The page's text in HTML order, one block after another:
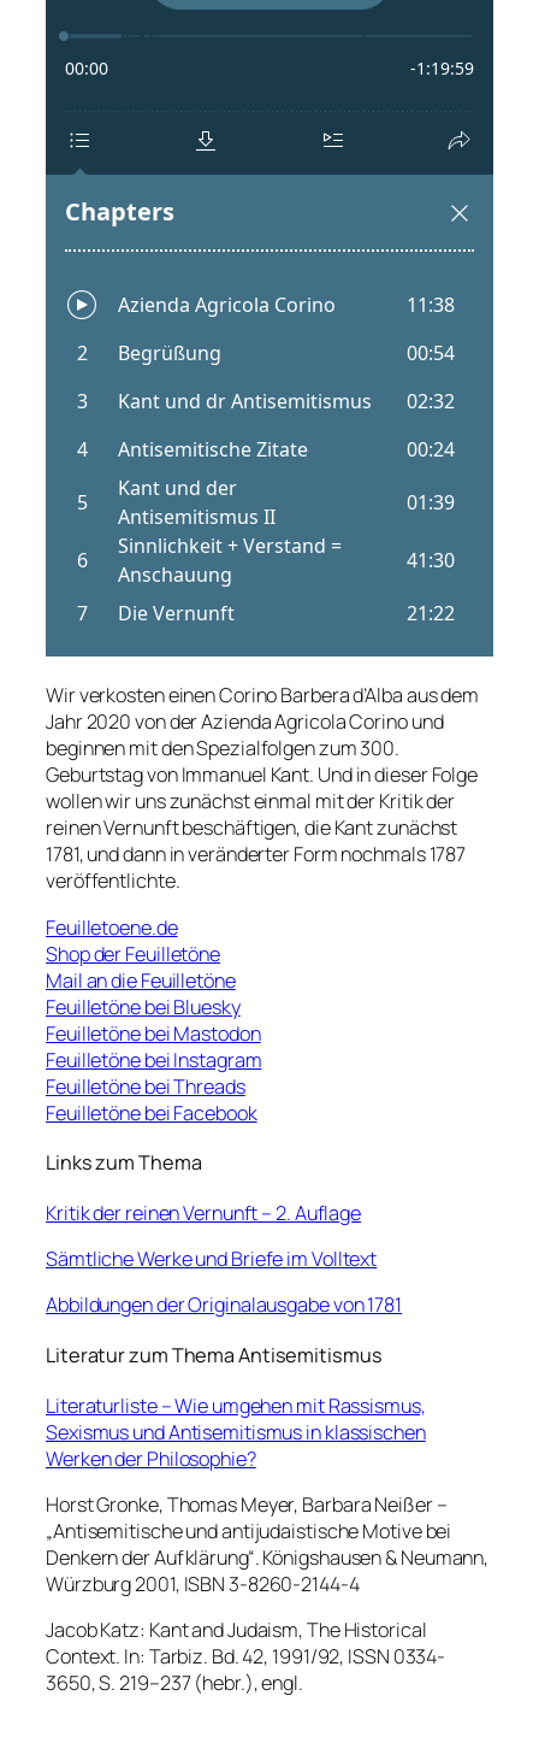
Wir verkosten einen Corino Barbera d’Alba aus dem
Jahr 2020 von der Azienda Agricola Corino und
beginnen mit den Spezialfolgen zum 300.
Geburtstag von Immanuel Kant. Und in dieser Folge
wollen wir uns zunächst einmal mit der Kritik der
reinen Vernunft beschäftigen, die Kant zunächst
1781, und dann in veränderter Form nochmals 1787
veröffentlichte.
Feuilletoene.de
Shop der Feuilletöne
Mail an die Feuilletöne
Feuilletöne bei Bluesky
Feuilletöne bei Mastodon
Feuilletöne bei Instagram
Feuilletöne bei Threads
Feuilletöne bei Facebook
Links zum Thema
Kritik der reinen Vernunft – 2. Auflage
Sämtliche Werke und Briefe im Volltext
Abbildungen der Originalausgabe von 1781
Literatur zum Thema Antisemitismus
Literaturliste – Wie umgehen mit Rassismus,
Sexismus und Antisemitismus in klassischen
Werken der Philosophie?
Horst Gronke, Thomas Meyer, Barbara Neißer –
„Antisemitische und antijudaistische Motive bei
Denkern der Aufklärung“. Königshausen & Neumann,
Würzburg 2001, ISBN 3-8260-2144-4
Jacob Katz: Kant and Judaism, The Historical
Context. In: Tarbiz. Bd. 42, 1991/92, ISSN 0334-
3650, S. 219–237 (hebr.), engl.